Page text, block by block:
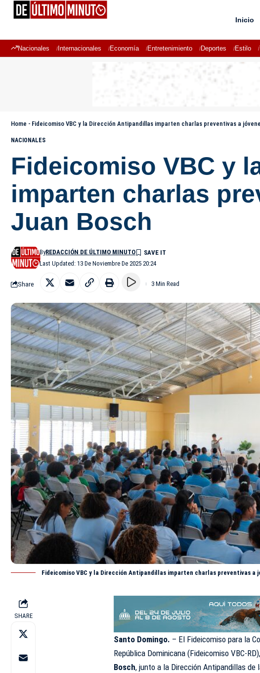
Inicio
Nacionales Internacionales Economía Entretenimiento Deportes Estilo
Home - Fideicomiso VBC y la Dirección Antipandillas imparten charlas preventivas a
NACIONALES
Fideicomiso VBC y
imparten charlas
Juan Bosch
Last Updated: 13 De Noviembre De 2025 20:24
ByREDACCIÓN DE ÚLTIMO MINUTO
Share 3 Min Read
Fideicomiso VBC y la Dirección Antipandillas imparten charlas preventivas a
SHARE
Santo Domingo. – El Fideicomiso para la
República Dominicana (Fideicomiso VBC-
Bosch, junto a la Dirección Antipandillas de